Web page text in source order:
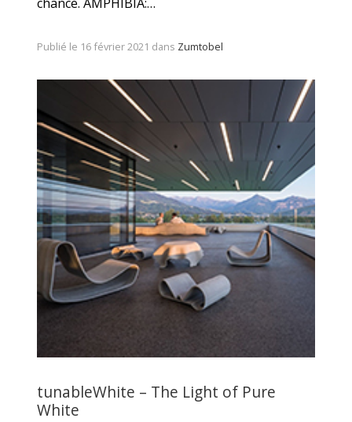
Publié le 16 février 2021 dans Zumtobel
tunableWhite – The Light of Pure
White